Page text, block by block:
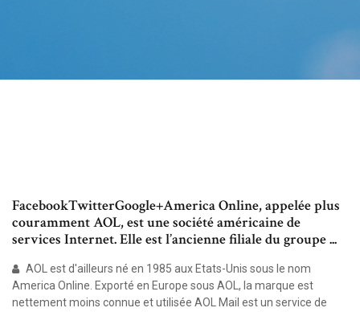
FacebookTwitterGoogle+America Online, appelée plus
couramment AOL, est une société américaine de
services Internet. Elle est l’ancienne filiale du groupe ...
AOL est d'ailleurs né en 1985 aux Etats-Unis sous le nom
America Online. Exporté en Europe sous AOL, la marque est
nettement moins connue et utilisée AOL Mail est un service de